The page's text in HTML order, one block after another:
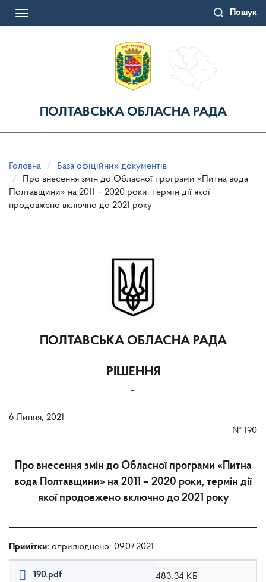
Пошук
Toggle
ПОЛТАВСЬКА ОБЛАСНА РАДА
Головна
База офіційних документів
Про внесення змін до Обласної програми «Питна вода
Полтавщини» на 2011 – 2020 роки, термін дії якої
продовжено включно до 2021 року
ПОЛТАВСЬКА ОБЛАСНА РАДА
РІШЕННЯ
-
6 Липня, 2021
№ 190
Про внесення змін до Обласної програми «Питна
вода Полтавщини» на 2011 – 2020 роки, термін дії
якої продовжено включно до 2021 року
Примітки: оприлюднено: 09.07.2021
190.pdf 483.34 КБ